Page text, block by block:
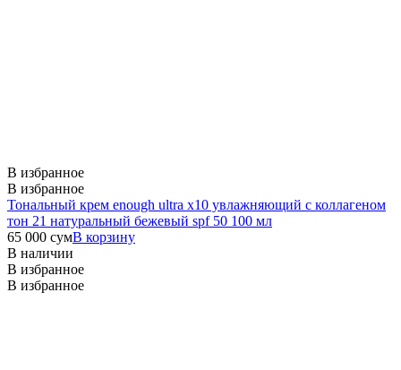
В избранное
В избранное
Тональный крем enough ultra x10 увлажняющий c коллагеном
тон 21 натуральный бежевый spf 50 100 мл
65 000 сумВ корзину
В наличии
В избранное
В избранное